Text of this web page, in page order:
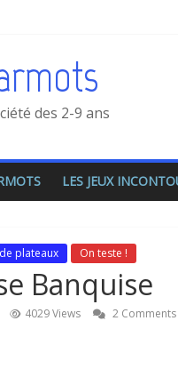
des 2-9 ans
LES JEUX
plateaux On teste !
Banquise
4029 Views 2 Comments